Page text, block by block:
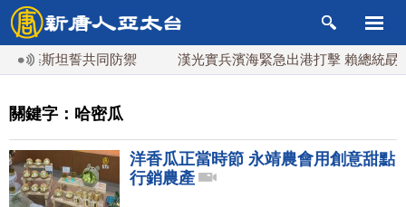
基斯坦誓共同防禦 漢光實兵濱海緊急出港打擊 賴總統勗勉
關鍵字：哈密瓜
洋香瓜正當時節 永靖農會用創意甜點
行銷農產